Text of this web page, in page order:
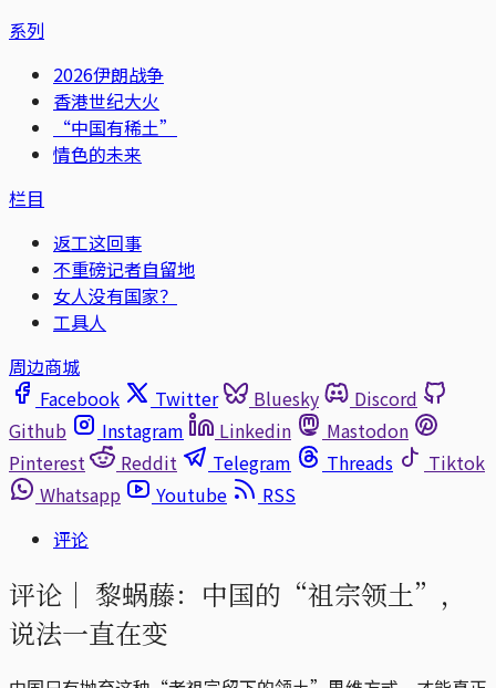
系列
2026伊朗战争
香港世纪大火
“中国有稀土”
情色的未来
栏目
返工这回事
不重磅记者自留地
女人没有国家？
工具人
周边商城
Facebook
Twitter Bluesky
Discord
Github
Instagram Linkedin
Mastodon
Pinterest
Reddit Telegram Threads
Tiktok
Whatsapp
Youtube
RSS
评论
评论｜ 黎蜗藤：中国的“祖宗领土”，
说法一直在变